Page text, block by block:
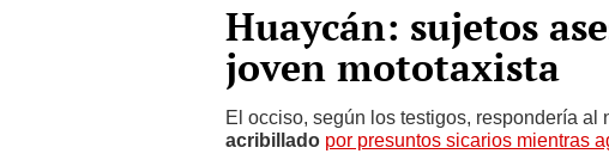
Huaycán: sujetos
joven mototaxista
El occiso, según los testigos, respondería
acribillado por presuntos sicarios mientras